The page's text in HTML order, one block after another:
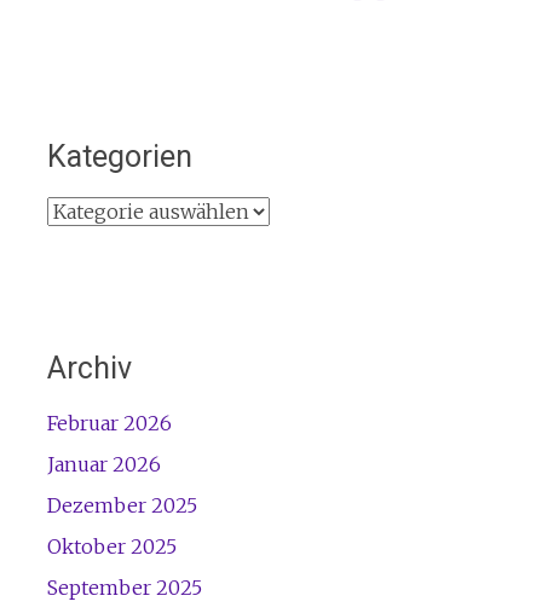
Kategorien
Kategorien
Archiv
Februar 2026
Januar 2026
Dezember 2025
Oktober 2025
September 2025